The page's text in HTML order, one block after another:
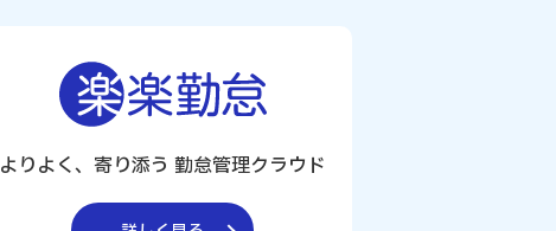
よりよく、寄り添う 勤怠管理クラウド